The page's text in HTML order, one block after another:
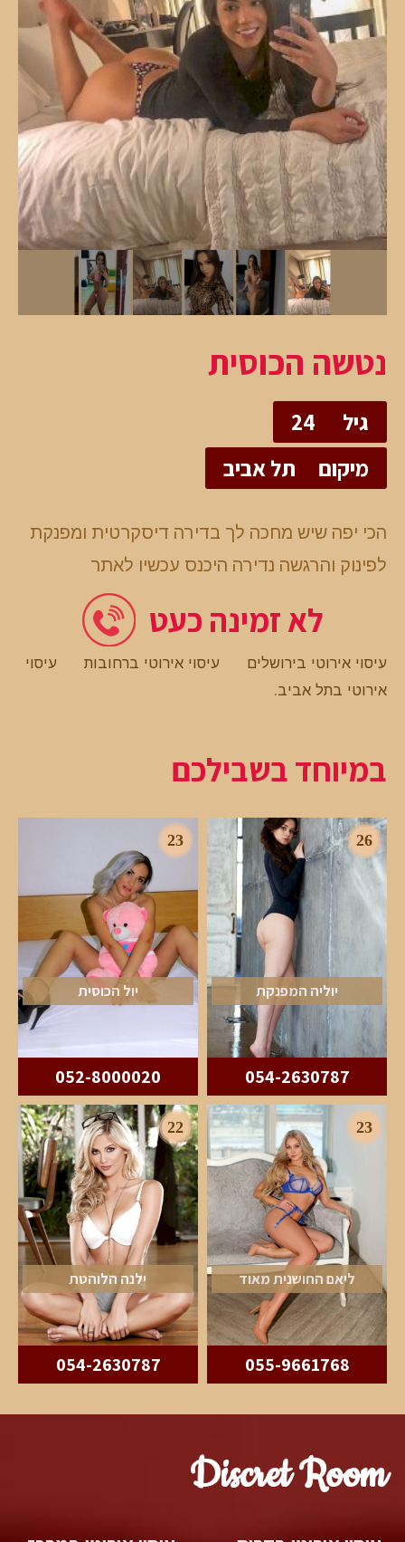
נטשה הכוסית
גיל
24
מיקום
תל אביב
הכי יפה שיש מחכה לך בדירה דיסקרטית ומפנקת
לפינוק והרגשה נדירה היכנס עכשיו לאתר
לא זמינה כעט
עיסוי אירוטי בירושלים עיסוי אירוטי ברחובות
עיסוי
אירוטי בתל אביב.
במיוחד בשבילכם
26
יוליה המפנקת
054-2630787
23
יול הכוסית
052-8000020
23
ליאם החושנית מאוד
055-9661768
22
ילנה הלוהטת
054-2630787
Discret Room